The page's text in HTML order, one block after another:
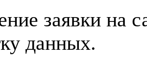
заявки на
данных.